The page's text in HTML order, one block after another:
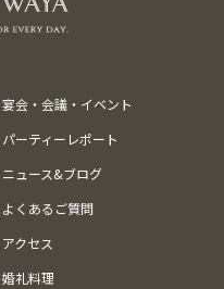
宴会・会議・イベント
パーティーレポート
ニュース&ブログ
よくあるご質問
アクセス
婚礼料理